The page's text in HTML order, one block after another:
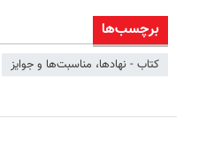
برچسب‌ها
کتاب - نهادها، مناسبت‌ها و جوایز